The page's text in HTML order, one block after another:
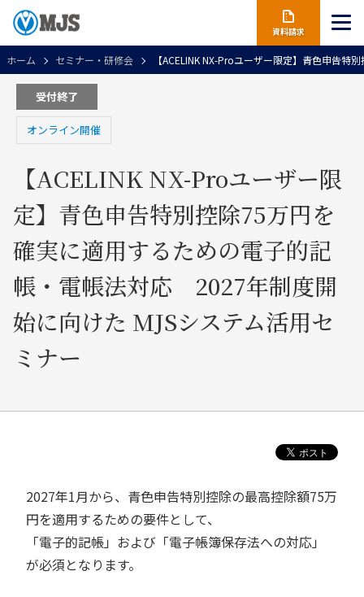
資料請求
ホーム セミナー・研修会 【ACELINK NX-Proユーザー限定】青色申告
受付終了
オンライン開催
【ACELINK NX-Proユーザー限
定】青色申告特別控除75万円を
確実に適用するための電子的記
帳・電帳法対応 2027年制度開
始に向けた MJSシステム活用セ
ミナー
2027年1月から、青色申告特別控除の最高控除額75万
円を適用するための要件として、
「電子的記帳」および「電子帳簿保存法への対応」
が必須となります。